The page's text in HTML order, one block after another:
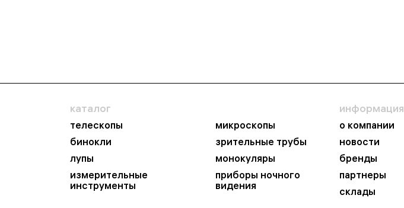
каталог
телескопы
микроскопы
бинокли
зрительные трубы
лупы
монокуляры
измерительные
инструменты
приборы ночного
видения
информация
о компании
новости
бренды
партнеры
склады